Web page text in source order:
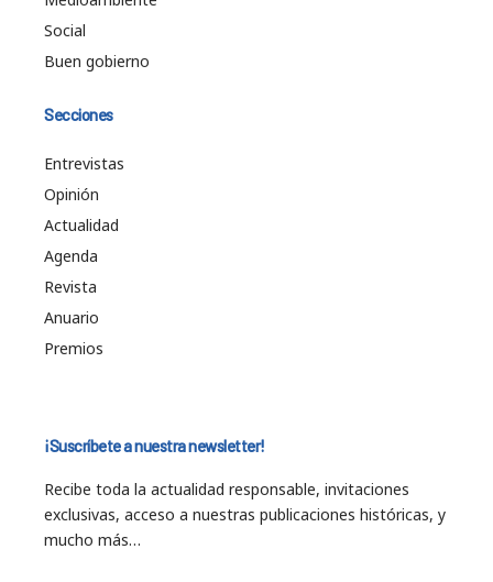
Social
Buen gobierno
Secciones
Entrevistas
Opinión
Actualidad
Agenda
Revista
Anuario
Premios
¡Suscríbete a nuestra newsletter!
Recibe toda la actualidad responsable, invitaciones
exclusivas, acceso a nuestras publicaciones históricas, y
mucho más…